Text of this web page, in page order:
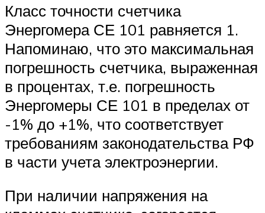
Класс точности счетчика
Энергомера СЕ 101 равняется 1.
Напоминаю, что это максимальная
погрешность счетчика, выраженная
в процентах, т.е. погрешность
Энергомеры СЕ 101 в пределах от
-1% до +1%, что соответствует
требованиям законодательства РФ
в части учета электроэнергии.
При наличии напряжения на